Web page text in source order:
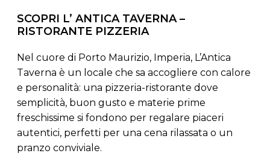
SCOPRI L’ ANTICA TAVERNA –
RISTORANTE PIZZERIA
Nel cuore di Porto Maurizio, Imperia, L’Antica
Taverna è un locale che sa accogliere con calore
e personalità: una pizzeria-ristorante dove
semplicità, buon gusto e materie prime
freschissime si fondono per regalare piaceri
autentici, perfetti per una cena rilassata o un
pranzo conviviale.